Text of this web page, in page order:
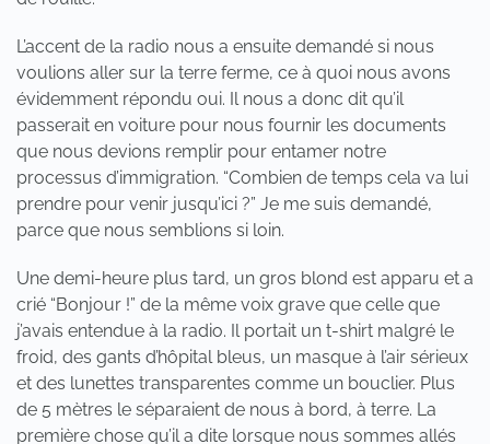
L’accent de la radio nous a ensuite demandé si nous
voulions aller sur la terre ferme, ce à quoi nous avons
évidemment répondu oui. Il nous a donc dit qu’il
passerait en voiture pour nous fournir les documents
que nous devions remplir pour entamer notre
processus d’immigration. “Combien de temps cela va lui
prendre pour venir jusqu’ici ?” Je me suis demandé,
parce que nous semblions si loin.
Une demi-heure plus tard, un gros blond est apparu et a
crié “Bonjour !” de la même voix grave que celle que
j’avais entendue à la radio. Il portait un t-shirt malgré le
froid, des gants d’hôpital bleus, un masque à l’air sérieux
et des lunettes transparentes comme un bouclier. Plus
de 5 mètres le séparaient de nous à bord, à terre. La
première chose qu’il a dite lorsque nous sommes allés